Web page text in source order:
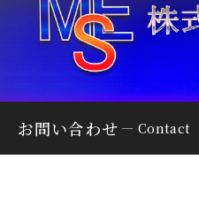
お問い合わせ Contact